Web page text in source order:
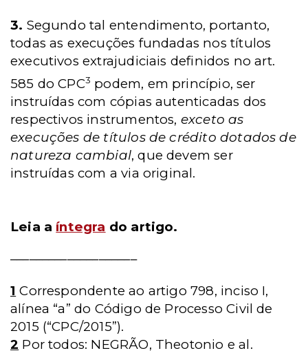
3. Segundo tal entendimento, portanto,
todas as execuções fundadas nos títulos
executivos extrajudiciais definidos no art.
585 do CPC3 podem, em princípio, ser
instruídas com cópias autenticadas dos
respectivos instrumentos, exceto as
execuções de títulos de crédito dotados de
natureza cambial, que devem ser
instruídas com a via original.
Leia a íntegra do artigo.
1 Correspondente ao artigo 798, inciso I,
alínea “a” do Código de Processo Civil de
2015 (“CPC/2015”).
2 Por todos: NEGRÃO, Theotonio e al.